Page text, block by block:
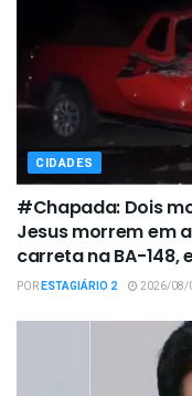
CIDADES
#Chapada: Dois
Jesus morrem em
carreta na BA-148,
PORESTAGIÁRIO 2 2026/08/